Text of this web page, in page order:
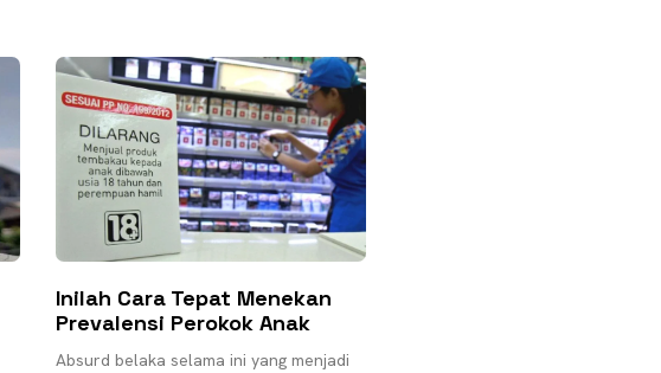
Inilah Cara Tepat Menekan
Prevalensi Perokok Anak
Absurd belaka selama ini yang menjadi